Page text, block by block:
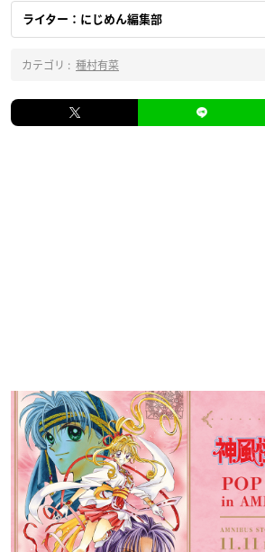
ライター：にじめん編集部
カテゴリ : 種村有菜